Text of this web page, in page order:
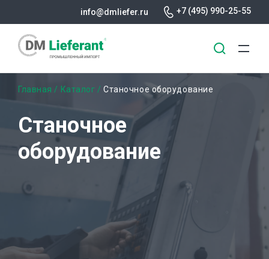
содержанию
info@dmliefer.ru +7 (495) 990-25-55
Строка
навигации
Главная Каталог Станочное оборудование
Станочное
оборудование